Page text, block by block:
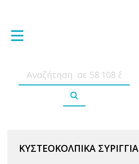
ΚΥΣΤΕΟΚΟΛΠΙΚΑ ΣΥΡΙΓΓΙΑ